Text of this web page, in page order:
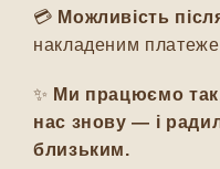
💳 Можливість
накладеним
✨ Ми працюємо
нас знову — і
близьким.